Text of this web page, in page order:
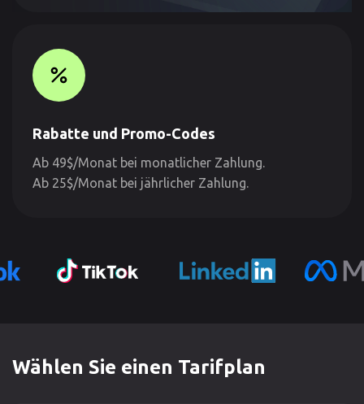
Rabatte und Promo-Codes
Ab 49$/Monat bei monatlicher Zahlung.
Ab 25$/Monat bei jährlicher Zahlung.
Wählen Sie einen Tarifplan